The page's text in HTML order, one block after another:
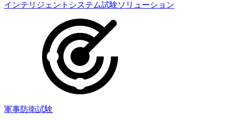
インテリジェントシステム試験ソリューション
軍事防衛試験